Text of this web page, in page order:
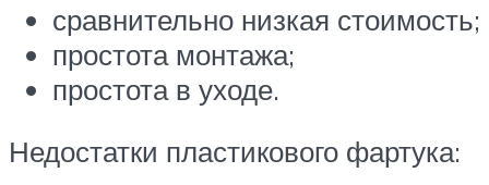
сравнительно низкая стоимость;
простота монтажа;
простота в уходе.
Недостатки пластикового фартука: